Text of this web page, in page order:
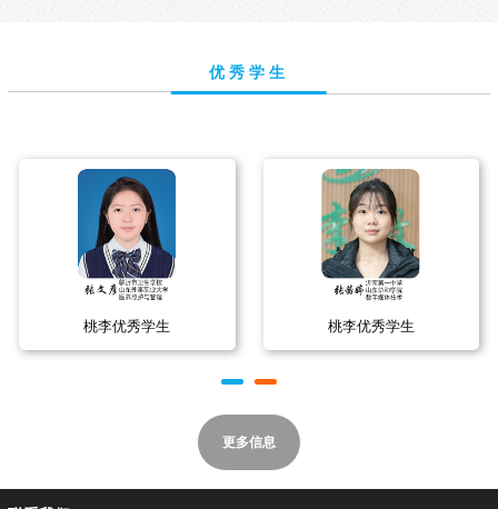
优秀学生
桃李优秀学生 桃李优秀学生
更多信息